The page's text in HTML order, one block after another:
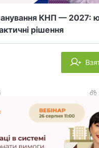
КНП — 2027:
рішення